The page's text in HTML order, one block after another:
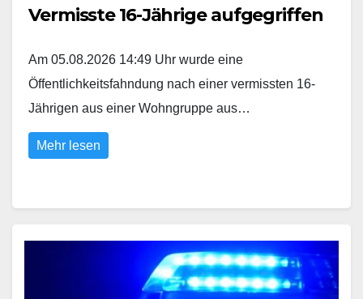
Vermisste 16-Jährige aufgegriffen
Am 05.08.2026 14:49 Uhr wurde eine
Öffentlichkeitsfahndung nach einer vermissten 16-
Jährigen aus einer Wohngruppe aus…
Mehr lesen